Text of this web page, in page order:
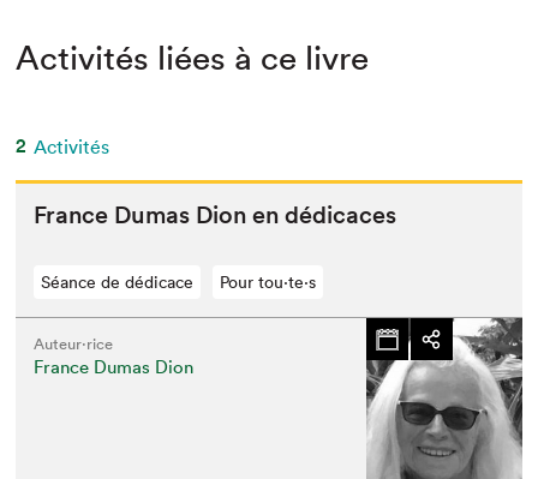
Activités liées à ce livre
2 Activités
France Dumas Dion en dédicaces
Séance de dédicace Pour tou⋅te⋅s
Auteur·rice
France Dumas Dion